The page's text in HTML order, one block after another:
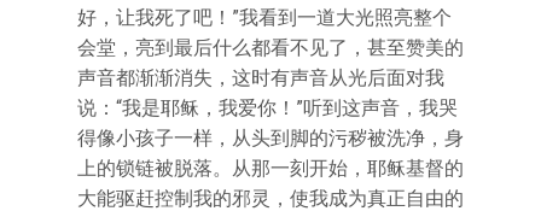
好，让我死了吧！”我看到一道大光照亮整个
会堂，亮到最后什么都看不见了，甚至赞美的
声音都渐渐消失，这时有声音从光后面对我
说：“我是耶稣，我爱你！”听到这声音，我哭
得像小孩子一样，从头到脚的污秽被洗净，身
上的锁链被脱落。从那一刻开始，耶稣基督的
大能驱赶控制我的邪灵，使我成为真正自由的